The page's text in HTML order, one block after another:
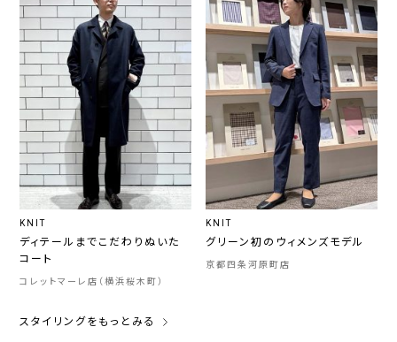
KNIT
ディテールまでこだわりぬいた
コート
コレットマーレ店（横浜桜木町）
KNIT
グリーン初のウィメンズモデル
京都四条河原町店
スタイリングをもっとみる